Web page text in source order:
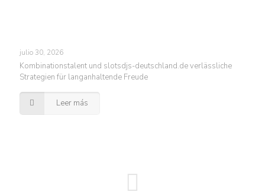
julio 30, 2026
Kombinationstalent und slotsdjs-deutschland.de verlässliche
Strategien für langanhaltende Freude
Leer más